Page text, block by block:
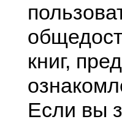
книг,
Если вы